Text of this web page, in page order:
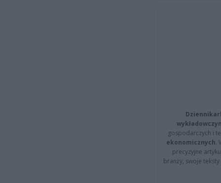
gospodarczych i
ekonomicznych.
precyzyjne
branży, swoje